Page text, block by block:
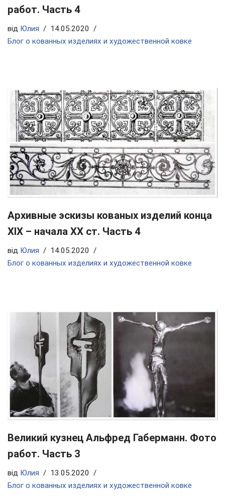
работ. Часть 4
від Юлия
14.05.2020
Блог о кованных изделиях и художественной ковке
Архивные эскизы кованых изделий конца
ХIX – начала ХХ ст. Часть 4
від Юлия
14.05.2020
Блог о кованных изделиях и художественной ковке
Великий кузнец Альфред Габерманн. Фото
работ. Часть 3
від Юлия
13.05.2020
Блог о кованных изделиях и художественной ковке